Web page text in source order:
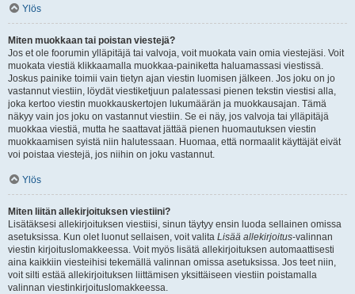
Ylös
Miten muokkaan tai poistan viestejä?
Jos et ole foorumin ylläpitäjä tai valvoja, voit muokata vain omia viestejäsi. Voit
muokata viestiä klikkaamalla muokkaa-painiketta haluamassasi viestissä.
Joskus painike toimii vain tietyn ajan viestin luomisen jälkeen. Jos joku on jo
vastannut viestiin, löydät viestiketjuun palatessasi pienen tekstin viestisi alla,
joka kertoo viestin muokkauskertojen lukumäärän ja muokkausajan. Tämä
näkyy vain jos joku on vastannut viestiin. Se ei näy, jos valvoja tai ylläpitäjä
muokkaa viestiä, mutta he saattavat jättää pienen huomautuksen viestin
muokkaamisen syistä niin halutessaan. Huomaa, että normaalit käyttäjät eivät
voi poistaa viestejä, jos niihin on joku vastannut.
Ylös
Miten liitän allekirjoituksen viestiini?
Lisätäksesi allekirjoituksen viestiisi, sinun täytyy ensin luoda sellainen omissa
asetuksissa. Kun olet luonut sellaisen, voit valita Lisää allekirjoitus-valinnan
viestin kirjoituslomakkeessa. Voit myös lisätä allekirjoituksen automaattisesti
aina kaikkiin viesteihisi tekemällä valinnan omissa asetuksissa. Jos teet niin,
voit silti estää allekirjoituksen liittämisen yksittäiseen viestiin poistamalla
valinnan viestinkirjoituslomakkeessa.